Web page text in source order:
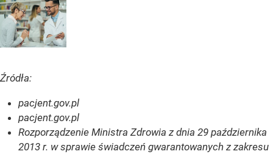
Źródła:
pacjent.gov.pl
pacjent.gov.pl
Rozporządzenie Ministra Zdrowia z dnia 29 października
2013 r. w sprawie świadczeń gwarantowanych z zakresu